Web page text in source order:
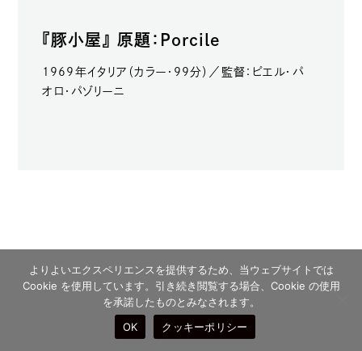
『豚小屋』 原題：Porcile
1969年イタリア（カラー・99分）／監督：ピエル・パ
オロ・パゾリーニ
11月23日（水・祝）
11：00〜
よりよいエクスペリエンスを提供するため、当ウェブサイトでは
Cookie を使用しています。引き続き閲覧する場合、Cookie の使用
を承諾したものとみなされます。
OK
クッキーポリシー